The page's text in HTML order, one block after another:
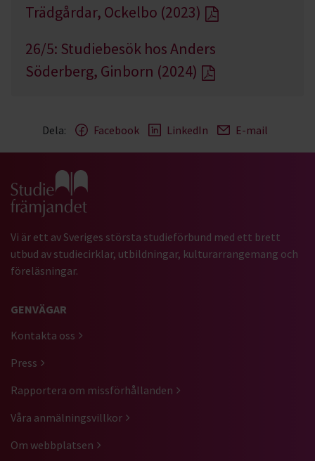
Trädgårdar, Ockelbo (2023)
26/5: Studiebesök hos Anders
Söderberg, Ginborn (2024)
Dela: Facebook LinkedIn E-mail
Gå till studiefrämjandets startsida
Vi är ett av Sveriges största studieförbund med ett brett
utbud av studiecirklar, utbildningar, kulturarrangemang och
föreläsningar.
GENVÄGAR
Kontakta oss
Press
Rapportera om missförhållanden
Våra anmälningsvillkor
Om webbplatsen